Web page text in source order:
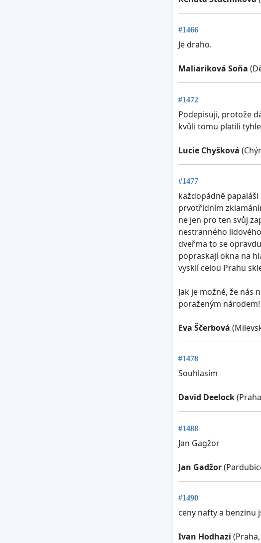
#1466
Je draho.
Maliariková Soňa
#1472
Podepisuji, protože
kvůli tomu platili
Lucie Chyšková
#1477
každopádně
prvotřídním
ne jen pro ten svůj
nestranného
dveřma to se
popraskají okna na
vysklí celou Prahu
Jak je možné, že
poraženým národem!
Eva Ščerbová
#1478
Souhlasím
David Deelock
#1488
Jan Gagžor
Jan Gadžor
#1490
ceny nafty a benzinu
Ivan Hodhazi